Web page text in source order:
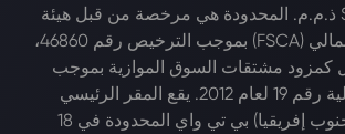
South Africa (Pty) ذ.م.م. المحدودة هي مرخصة من قبل هيئة
سلوكيات القطاع المالي (FSCA) بموجب الترخيص رقم 46860،
مشتقات السوق الموازية بموجب
قانون الأسواق المالية رقم 19 لعام 2012. يقع المقر الرئيسي
لشركة Markets (جنوب إفريقيا) بي تي واي المحدودة في 18